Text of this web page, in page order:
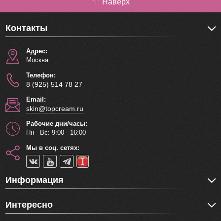
Корея.
Наверх
Контакты
Адрес:
Москва
Телефон:
8 (925) 514 78 27
Email:
skin@topcream.ru
Рабочие дни/часы:
Пн - Вс: 9:00 - 16:00
Мы в соц. сетях:
Информация
Интересно